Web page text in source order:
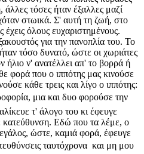
τόσες ήταν έξαλλες μαζί
στωικά. Σ' αυτή τη ζωή, στο
όλους ευχαριστημένους.
για την πανοπλία του. Το
τόσο δυνατό, ώστε οι χωριάτες
ήλιο ν' ανατέλλει απ' το βορρά ή
φορά που ο ιππότης μας κινούσε
κάθε τρεις και λίγο ο ιππότης:
μια και δυο φορούσε την
τ' άλογο του κι έφευγε
κατεύθυνση. Εδώ που τα λέμε, ο
ώστε, καμιά φορά, έφευγε
ταυτόχρονα  και μη μου